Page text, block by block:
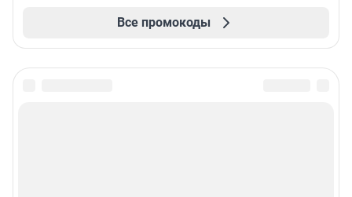
Все промокоды